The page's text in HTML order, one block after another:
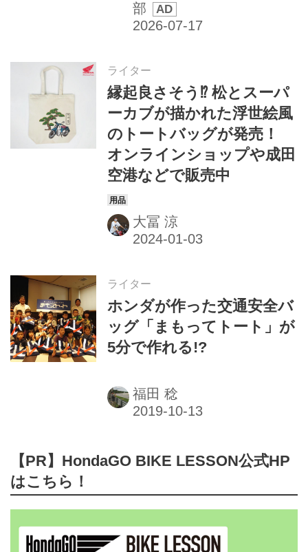
部
ライター
縁起良さそう⁉ 松とスーパ
ーカブが描かれた浮世絵風
のトートバッグが発売！
オンラインショップや成田
空港などで販売中
大冨 涼
ライター
ホンダが作った交通安全バ
ッグ「まもってトート」が
5分で作れる!?
福田 稔
【PR】HondaGO BIKE LESSON公式HP
はこちら！